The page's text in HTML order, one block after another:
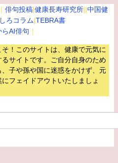
｜ 俳句投稿|健康長寿研究所||中国健
ろコラム|TEBRA書
らAI俳句 ｜
！このサイトは、健康で元気に
サイトです。 ご自分自身のため
子や孫や国に迷惑をかけず、元
フェイドアウトいたしましょ